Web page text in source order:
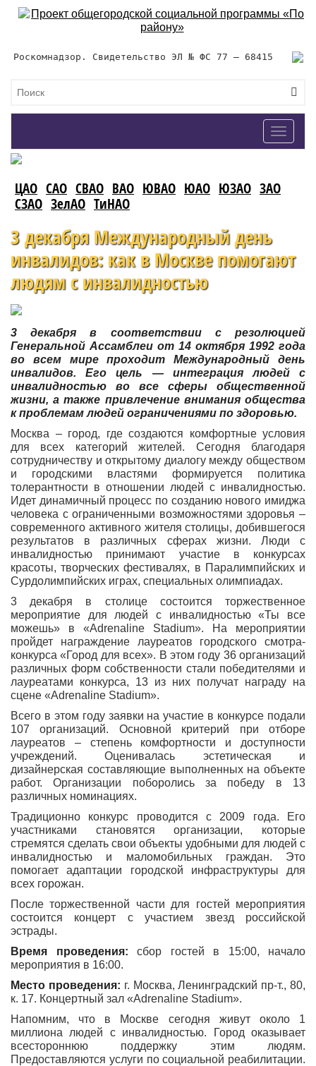
Роскомнадзор. Свидетельство ЭЛ № ФС 77 – 68415
Toggle
ЦАО САО СВАО ВАО ЮВАО ЮАО ЮЗАО ЗАО
СЗАО ЗелАО ТиНАО
3 декабря Международный день
инвалидов: как в Москве помогают
людям с инвалидностью
3 декабря в соответствии с резолюцией
Генеральной Ассамблеи от 14 октября 1992 года
во всем мире проходит Международный день
инвалидов. Его цель — интеграция людей с
инвалидностью во все сферы общественной
жизни, а также привлечение внимания общества
к проблемам людей ограничениями по здоровью.
Москва – город, где создаются комфортные условия
для всех категорий жителей. Сегодня благодаря
сотрудничеству и открытому диалогу между обществом
и городскими властями формируется политика
толерантности в отношении людей с инвалидностью.
Идет динамичный процесс по созданию нового имиджа
человека с ограниченными возможностями здоровья –
современного активного жителя столицы, добившегося
результатов в различных сферах жизни. Люди с
инвалидностью принимают участие в конкурсах
красоты, творческих фестивалях, в Паралимпийских и
Сурдолимпийских играх, специальных олимпиадах.
3 декабря в столице состоится торжественное
мероприятие для людей с инвалидностью «Ты все
можешь» в «Adrenaline Stadium». На мероприятии
пройдет награждение лауреатов городского смотра-
конкурса «Город для всех». В этом году 36 организаций
различных форм собственности стали победителями и
лауреатами конкурса, 13 из них получат награду на
сцене «Adrenaline Stadium».
Всего в этом году заявки на участие в конкурсе подали
107 организаций. Основной критерий при отборе
лауреатов – степень комфортности и доступности
учреждений. Оценивалась эстетическая и
дизайнерская составляющие выполненных на объекте
работ. Организации поборолись за победу в 13
различных номинациях.
Традиционно конкурс проводится с 2009 года. Его
участниками становятся организации, которые
стремятся сделать свои объекты удобными для людей с
инвалидностью и маломобильных граждан. Это
помогает адаптации городской инфраструктуры для
всех горожан.
После торжественной части для гостей мероприятия
состоится концерт с участием звезд российской
эстрады.
Время проведения: сбор гостей в 15:00, начало
мероприятия в 16:00.
Место проведения: г. Москва, Ленинградский пр-т., 80,
к. 17. Концертный зал «Adrenaline Stadium».
Напомним, что в Москве сегодня живут около 1
миллиона людей с инвалидностью. Город оказывает
всестороннюю поддержку этим людям.
Предоставляются услуги по социальной реабилитации.